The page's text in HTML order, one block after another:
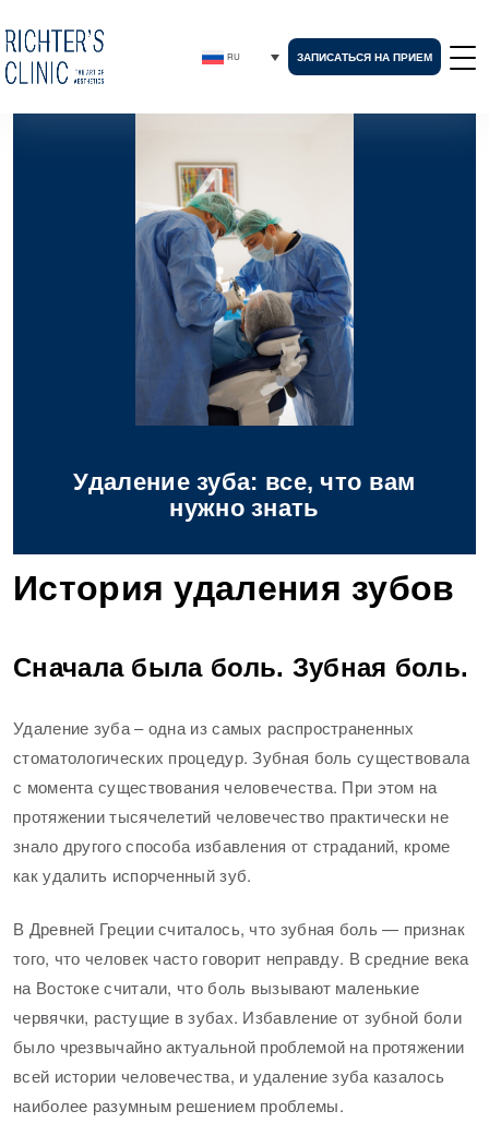
RU ЗАПИСАТЬСЯ НА ПРИЕМ
Удаление зуба: все, что вам
нужно знать
История удаления зубов
Сначала была боль. Зубная боль.
Удаление зуба – одна из самых распространенных
стоматологических процедур. Зубная боль существовала
с момента существования человечества. При этом на
протяжении тысячелетий человечество практически не
знало другого способа избавления от страданий, кроме
как удалить испорченный зуб.
В Древней Греции считалось, что зубная боль — признак
того, что человек часто говорит неправду. В средние века
на Востоке считали, что боль вызывают маленькие
червячки, растущие в зубах. Избавление от зубной боли
было чрезвычайно актуальной проблемой на протяжении
всей истории человечества, и удаление зуба казалось
наиболее разумным решением проблемы.